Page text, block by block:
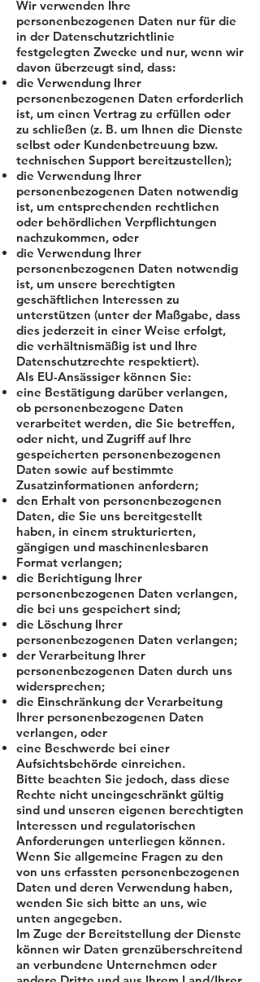
Wir verwenden Ihre
personenbezogenen Daten nur für die
in der Datenschutzrichtlinie
festgelegten Zwecke und nur, wenn wir
davon überzeugt sind, dass:
die Verwendung Ihrer
personenbezogenen Daten erforderlich
ist, um einen Vertrag zu erfüllen oder
zu schließen (z. B. um Ihnen die Dienste
selbst oder Kundenbetreuung bzw.
technischen Support bereitzustellen);
die Verwendung Ihrer
personenbezogenen Daten notwendig
ist, um entsprechenden rechtlichen
oder behördlichen Verpflichtungen
nachzukommen, oder
die Verwendung Ihrer
personenbezogenen Daten notwendig
ist, um unsere berechtigten
geschäftlichen Interessen zu
unterstützen (unter der Maßgabe, dass
dies jederzeit in einer Weise erfolgt,
die verhältnismäßig ist und Ihre
Datenschutzrechte respektiert).
Als EU-Ansässiger können Sie:
eine Bestätigung darüber verlangen,
ob personenbezogene Daten
verarbeitet werden, die Sie betreffen,
oder nicht, und Zugriff auf Ihre
gespeicherten personenbezogenen
Daten sowie auf bestimmte
Zusatzinformationen anfordern;
den Erhalt von personenbezogenen
Daten, die Sie uns bereitgestellt
haben, in einem strukturierten,
gängigen und maschinenlesbaren
Format verlangen;
die Berichtigung lhrer
personenbezogenen Daten verlangen,
die bei uns gespeichert sind;
die Löschung Ihrer
personenbezogenen Daten verlangen;
der Verarbeitung Ihrer
personenbezogenen Daten durch uns
widersprechen;
die Einschränkung der Verarbeitung
Ihrer personenbezogenen Daten
verlangen, oder
eine Beschwerde bei einer
Aufsichtsbehörde einreichen.
Bitte beachten Sie jedoch, dass diese
Rechte nicht uneingeschränkt gültig
sind und unseren eigenen berechtigten
Interessen und regulatorischen
Anforderungen unterliegen können.
Wenn Sie allgemeine Fragen zu den
von uns erfassten personenbezogenen
Daten und deren Verwendung haben,
wenden Sie sich bitte an uns, wie
unten angegeben.
Im Zuge der Bereitstellung der Dienste
können wir Daten grenzüberschreitend
an verbundene Unternehmen oder